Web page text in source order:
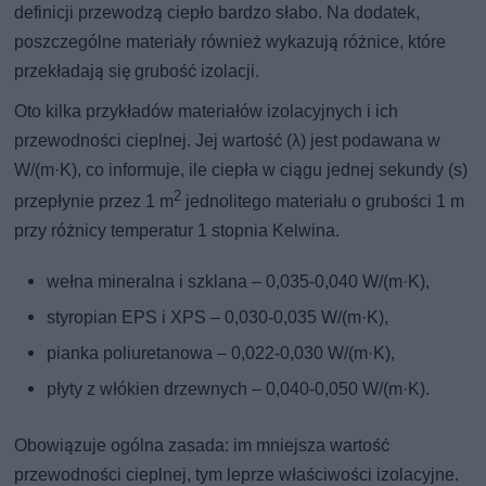
definicji przewodzą ciepło bardzo słabo. Na dodatek,
poszczególne materiały również wykazują różnice, które
przekładają się grubość izolacji.
Oto kilka przykładów materiałów izolacyjnych i ich
przewodności cieplnej. Jej wartość (λ) jest podawana w
W/(m·K), co informuje, ile ciepła w ciągu jednej sekundy (s)
przepłynie przez 1 m2 jednolitego materiału o grubości 1 m
przy różnicy temperatur 1 stopnia Kelwina.
wełna mineralna i szklana – 0,035-0,040 W/(m·K),
styropian EPS i XPS – 0,030-0,035 W/(m·K),
pianka poliuretanowa – 0,022-0,030 W/(m·K),
płyty z włókien drzewnych – 0,040-0,050 W/(m·K).
Obowiązuje ogólna zasada: im mniejsza wartość
przewodności cieplnej, tym leprze właściwości izolacyjne.